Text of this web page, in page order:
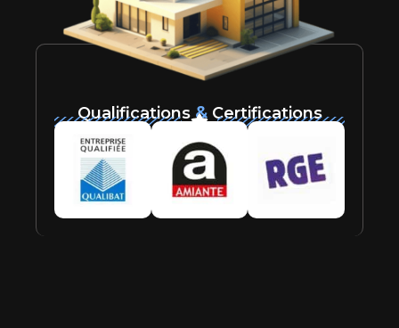
Qualifications&Certifications